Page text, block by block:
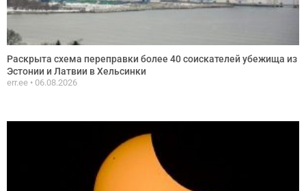
Раскрыта схема переправки более 40 соискателей убежища из
Эстонии и Латвии в Хельсинки
err.ee 06.08.2026